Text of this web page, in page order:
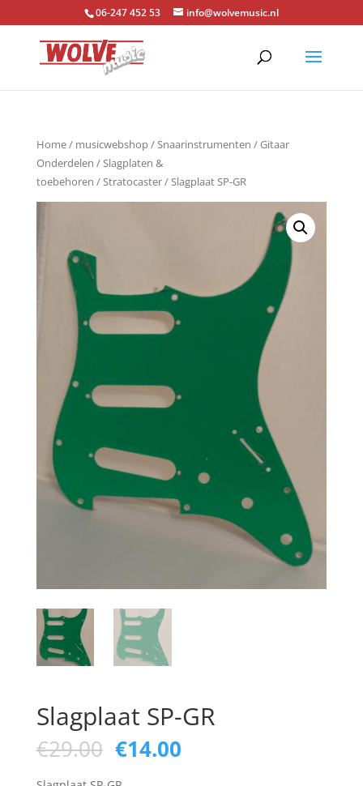
06-247 452 53 info@wolvemusic.nl
Home/ musicwebshop/Snaarinstrumenten /Gitaar
Onderdelen /Slagplaten &
toebehoren /Stratocaster/ Slagplaat SP-GR
Slagplaat SP-GR
€29.00 Oorspronkelijke
prijs
€14.00Huidige